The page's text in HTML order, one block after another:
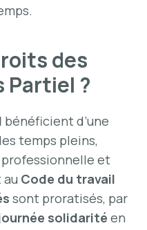
des
Partiel ?
bénéficient d’une
temps pleins,
et
Code du travail
sont proratisés, par
solidarité en